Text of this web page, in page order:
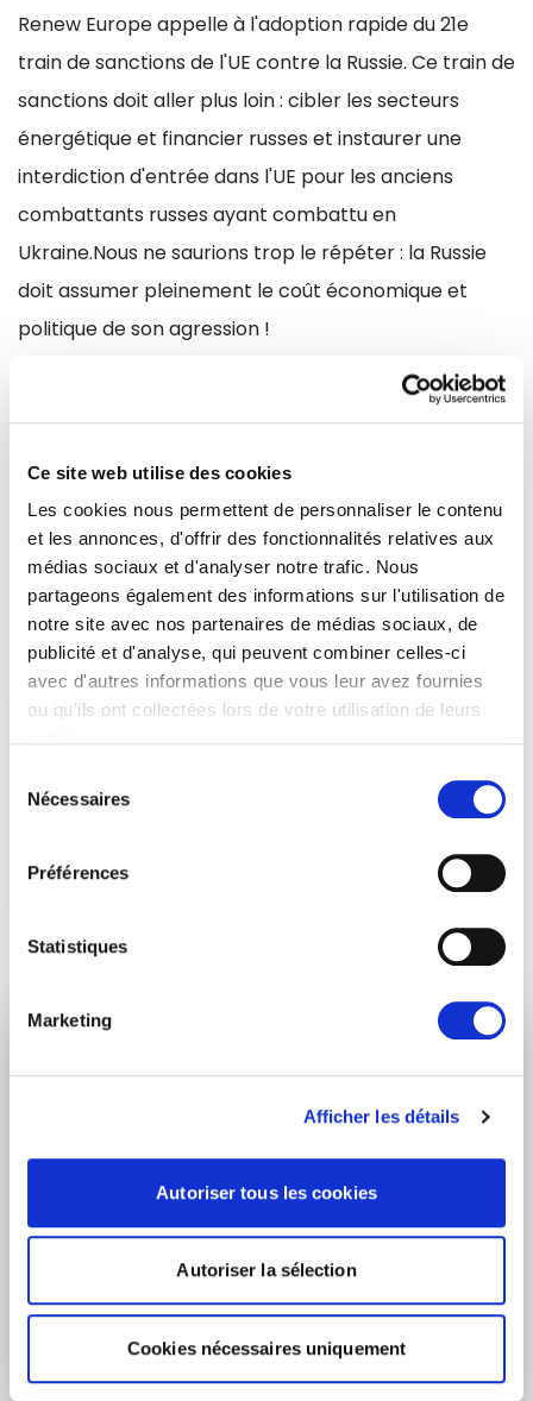
Ce site web utilise des cookies
Les cookies nous permettent de personnaliser le contenu
et les annonces, d'offrir des fonctionnalités relatives aux
médias sociaux et d'analyser notre trafic. Nous
partageons également des informations sur l'utilisation de
notre site avec nos partenaires de médias sociaux, de
publicité et d'analyse, qui peuvent combiner celles-ci
avec d'autres informations que vous leur avez fournies
ou qu'ils ont collectées lors de votre utilisation de leurs
Nécessaires
Préférences
Statistiques
Marketing
Afficher les détails
Autoriser tous les cookies
Autoriser la sélection
Cookies nécessaires uniquement
Renew Europe appelle à l'adoption rapide du 21e
train de sanctions de l'UE contre la Russie. Ce train de
sanctions doit aller plus loin : cibler les secteurs
énergétique et financier russes et instaurer une
interdiction d'entrée dans l'UE pour les anciens
combattants russes ayant combattu en
Ukraine.Nous ne saurions trop le répéter : la Russie
doit assumer pleinement le coût économique et
politique de son agression !
Security & Defence
Contactez nos députés
If you want to help, contribute or have
important information to share
RESTEZ INFORMÉ
Nom
Adresse email
Je suis un journaliste
Oui